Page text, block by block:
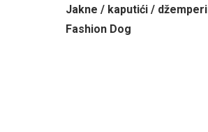
Jakne / kaputići / džemperi
Fashion Dog